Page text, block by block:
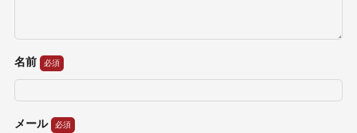
名前
メール